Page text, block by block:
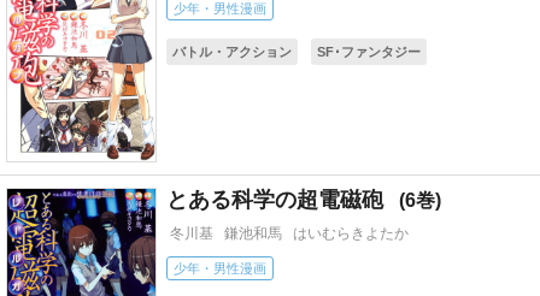
少年・男性漫画
バトル・アクション
SF･ファンタジー
とある科学の超電磁砲 6
冬川基 鎌池和馬 はいむらきよたか
少年・男性漫画